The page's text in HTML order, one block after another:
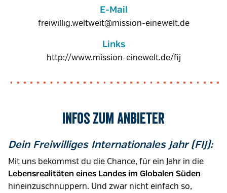
E-Mail
freiwillig.weltweit@mission-einewelt.de
Links
http://www.mission-einewelt.de/fij
Infos zum Anbieter
Dein Freiwilliges Internationales Jahr (FIJ):
Mit uns bekommst du die Chance, für ein Jahr in die
Lebensrealitäten eines Landes im Globalen Süden
hineinzuschnuppern. Und zwar nicht einfach so,